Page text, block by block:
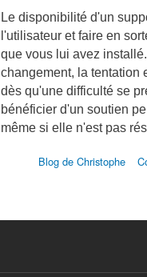
Le disponibilité d'un
l'utilisateur et faire en
que vous lui avez
changement, la tentation
dès qu'une difficulté se
bénéficier d'un soutien
même si elle n'est pas
Blog de Christophe